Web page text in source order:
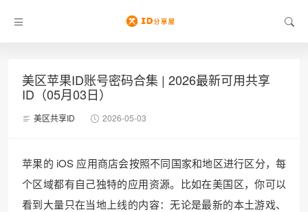
美区苹果ID账号密码合集 | 2026最新可用共享
ID（05月03日）
美区共享ID 2026-05-03
苹果的 iOS 应用商店会按照不同国家和地区进行区分，每
个区域都有自己独特的应用资源。比如在美国区，你可以
看到大量只在当地上线的内容：无论是最新的本土游戏、